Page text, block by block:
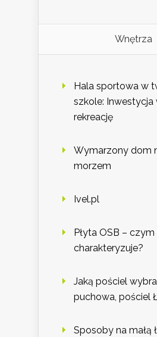
Wnętrza
Hala sportowa w
szkole: Inwestycja
rekreację
Wymarzony dom
morzem
Ivel.pl
Płyta OSB – czym
charakteryzuje?
Jaką pościel
puchowa, pościel
Sposoby na małą